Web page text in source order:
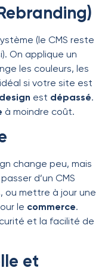
(le CMS reste
On applique un
les couleurs, les
si votre site est
design est dépassé.
à moindre coût.
change peu, mais
d’un CMS
ou mettre à jour une
le commerce.
et la facilité de
et